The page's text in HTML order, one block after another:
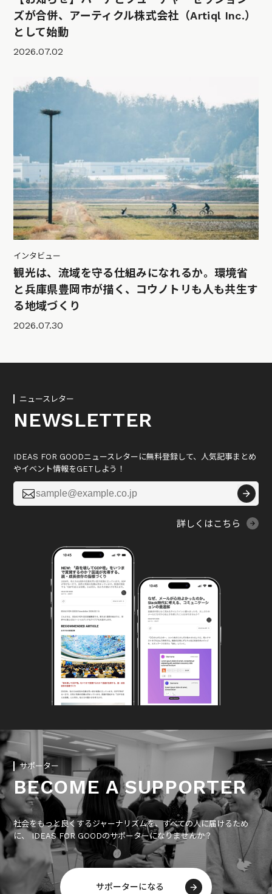
ズが合併、アーティクル株式会社（Artiql Inc.）
として始動
2026.07.02
インタビュー
観光は、流域を守る仕組みになれるか。環境省
と兵庫県豊岡市が描く、コウノトリも人も共生す
る地域づくり
2026.07.30
ニュースレター
NEWSLETTER
IDEAS FOR GOODニュースレターに無料登録して、人気記事まとめ
やイベント情報をGETしよう！

詳しくはこちら
サポーター
BECOME A SUPPORTER
社会をもっと良くするジャーナリズムを、すべての人に届けるため
に、 IDEAS FOR GOODのサポーターになりませんか？
サポーターになる